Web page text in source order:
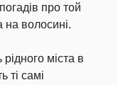
про той
на волосині.
міста в
ті самі